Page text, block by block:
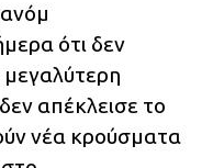
ότι δεν
μεγαλύτερη
απέκλεισε το
νέα κρούσματα